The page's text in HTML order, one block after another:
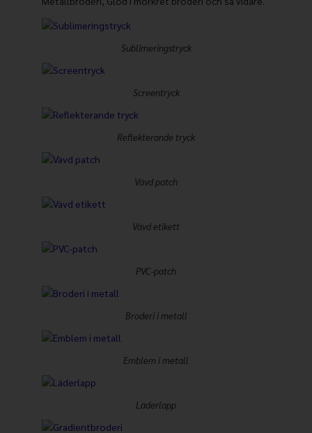
Sublimeringstryck
Screentryck
Reflekterande tryck
Vävd patch
Vävd etikett
PVC-patch
Broderi i metall
Emblem i metall
Läderlapp